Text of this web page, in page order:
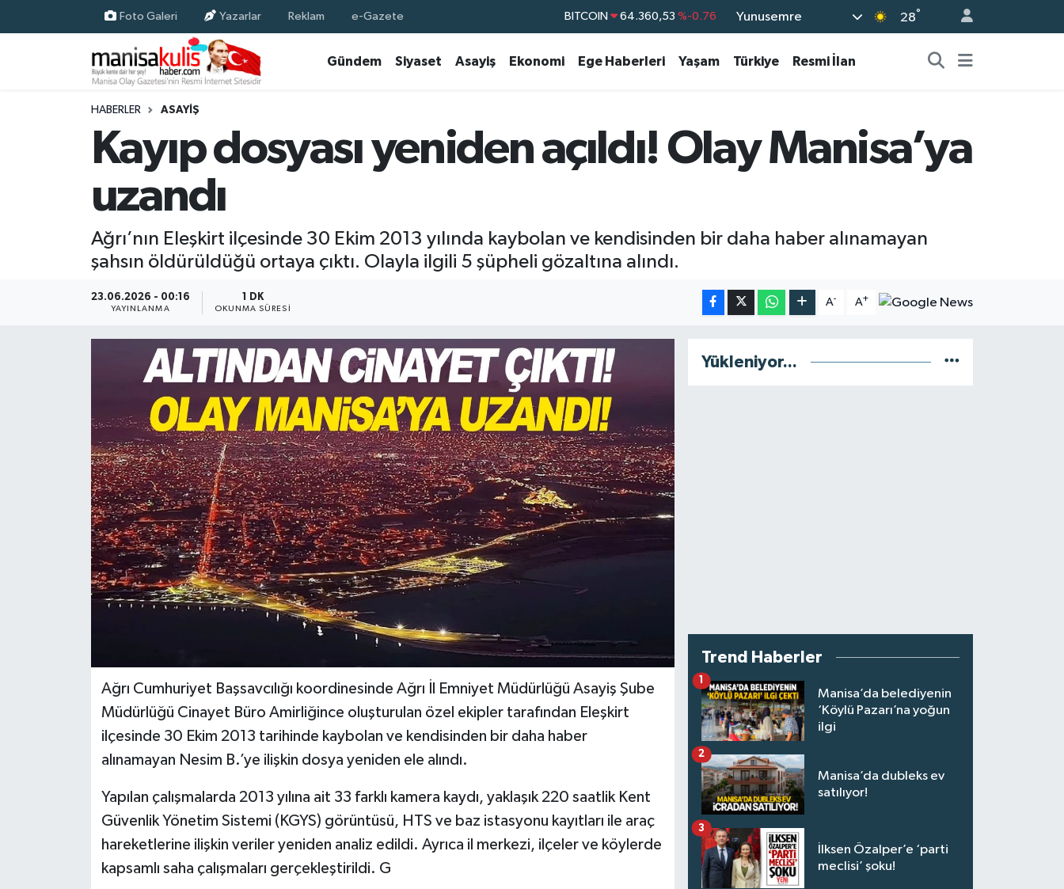
Foto Galeri Yazarlar Reklam e-Gazete BITCOIN 64.360,53 %-0.76
GRAM ALTIN 6574.81 %1.44
BİST100 13.887 %64
Yunusemre 28°
Gündem Siyaset Asayiş Ekonomi Ege Haberleri Yaşam Türkiye Resmi İlan
HABERLER ASAYIŞ
Kayıp dosyası yeniden açıldı! Olay Manisa’ya
uzandı
Ağrı’nın Eleşkirt ilçesinde 30 Ekim 2013 yılında kaybolan ve kendisinden bir daha haber alınamayan
şahsın öldürüldüğü ortaya çıktı. Olayla ilgili 5 şüpheli gözaltına alındı.
23.06.2026 - 00:16
YAYINLANMA
1 DK
OKUNMA SÜRESI
A- A+
Ağrı Cumhuriyet Başsavcılığı koordinesinde Ağrı İl Emniyet Müdürlüğü Asayiş Şube
Müdürlüğü Cinayet Büro Amirliğince oluşturulan özel ekipler tarafından Eleşkirt
ilçesinde 30 Ekim 2013 tarihinde kaybolan ve kendisinden bir daha haber
alınamayan Nesim B.’ye ilişkin dosya yeniden ele alındı.
Yapılan çalışmalarda 2013 yılına ait 33 farklı kamera kaydı, yaklaşık 220 saatlik Kent
Güvenlik Yönetim Sistemi (KGYS) görüntüsü, HTS ve baz istasyonu kayıtları ile araç
hareketlerine ilişkin veriler yeniden analiz edildi. Ayrıca il merkezi, ilçeler ve köylerde
kapsamlı saha çalışmaları gerçekleştirildi. G
Yükleniyor...
Trend Haberler
Manisa’da belediyenin
‘Köylü Pazarı’na yoğun
ilgi
1
Manisa’da dubleks ev
satılıyor!
2
İlksen Özalper’e ‘parti
meclisi’ şoku!
3
Resmi İlan
Siyaset
Yunusemre Nöbetçi Eczaneler
Yunusemre Trafik Yoğunluk Haritası
Süper Lig Puan Durumu ve Fikstür
Son Dakika Haberleri
Haber Arşivi